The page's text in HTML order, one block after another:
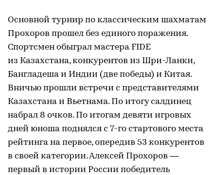
Основной турнир по классическим шахматам
Прохоров прошел без единого поражения.
Спортсмен обыграл мастера FIDE
из Казахстана, конкурентов из Шри-Ланки,
Бангладеша и Индии (две победы) и Китая.
Вничью прошли встречи с представителями
Казахстана и Вьетнама. По итогу салдинец
набрал 8 очков. По итогам девяти игровых
дней юноша поднялся с 7-го стартового места
рейтинга на первое, опередив 53 конкурентов
в своей категории. Алексей Прохоров —
первый в истории России победитель